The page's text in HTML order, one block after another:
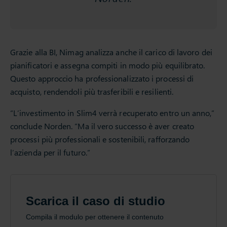
Grazie alla BI, Nimag analizza anche il carico di lavoro dei
pianificatori e assegna compiti in modo più equilibrato.
Questo approccio ha professionalizzato i processi di
acquisto, rendendoli più trasferibili e resilienti.
“L’investimento in Slim4 verrà recuperato entro un anno,”
conclude Norden. “Ma il vero successo è aver creato
processi più professionali e sostenibili, rafforzando
l’azienda per il futuro.”